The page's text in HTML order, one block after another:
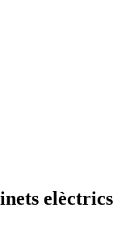
elèctrics